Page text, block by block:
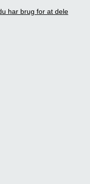
har brug for at dele